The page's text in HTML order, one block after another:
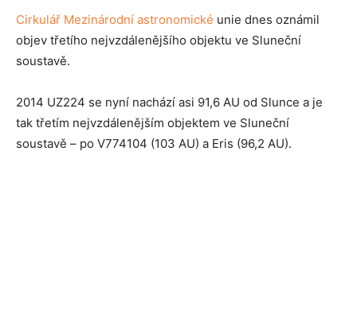
Cirkulář Mezinárodní astronomické unie dnes oznámil
objev třetího nejvzdálenějšího objektu ve Sluneční
soustavě.
2014 UZ224 se nyní nachází asi 91,6 AU od Slunce a je
tak třetím nejvzdálenějším objektem ve Sluneční
soustavě – po V774104 (103 AU) a Eris (96,2 AU).